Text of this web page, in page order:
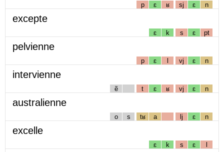
p ɛ ʁ sj ɛ n
excepte
ɛ k s ɛ pt
pelvienne
p ɛ l vj ɛ n
intervienne
ẽ t ɛ ʁ vj ɛ n
australienne
o s tʁ a lj ɛ n
excelle
ɛ k s ɛ l